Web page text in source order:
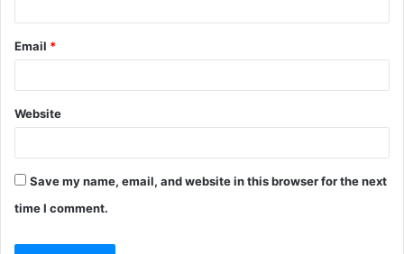
Email *
Website
Save my name, email, and website in this browser for the next
time I comment.